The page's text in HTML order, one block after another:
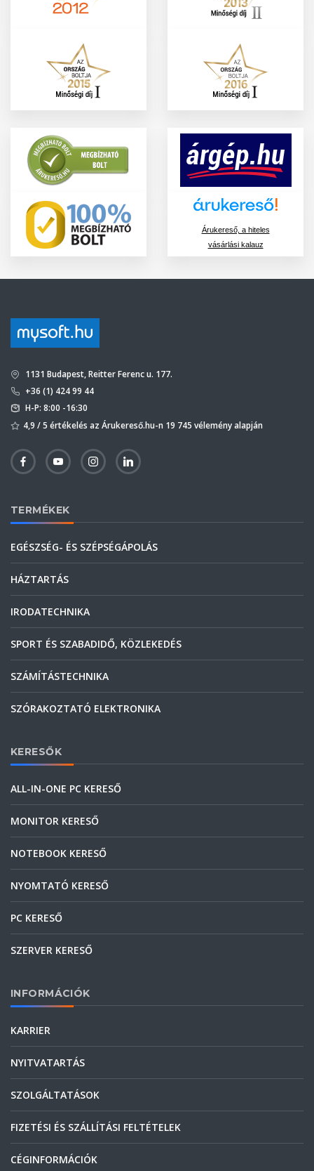
Árukereső, a hiteles
vásárlási kalauz
1131 Budapest, Reitter Ferenc u. 177.
+36 (1) 424 99 44
H-P: 8:00 -16:30
4,9 / 5 értékelés az Árukereső.hu-n 19 745 vélemény alapján
TERMÉKEK
EGÉSZSÉG- ÉS SZÉPSÉGÁPOLÁS
HÁZTARTÁS
IRODATECHNIKA
SPORT ÉS SZABADIDŐ, KÖZLEKEDÉS
SZÁMÍTÁSTECHNIKA
SZÓRAKOZTATÓ ELEKTRONIKA
KERESŐK
ALL-IN-ONE PC KERESŐ
MONITOR KERESŐ
NOTEBOOK KERESŐ
NYOMTATÓ KERESŐ
PC KERESŐ
SZERVER KERESŐ
INFORMÁCIÓK
KARRIER
NYITVATARTÁS
SZOLGÁLTATÁSOK
FIZETÉSI ÉS SZÁLLÍTÁSI FELTÉTELEK
CÉGINFORMÁCIÓK